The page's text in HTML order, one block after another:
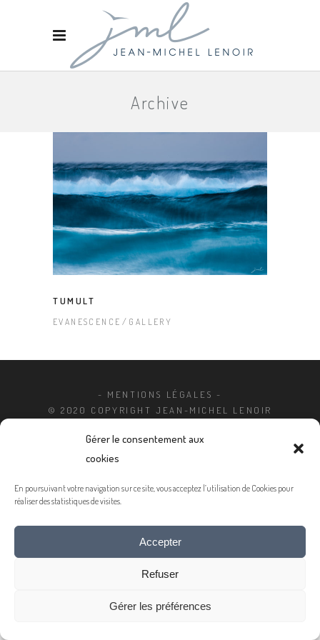
Gérer le consentement aux
cookies
En poursuivant votre navigation sur ce site, vous acceptez l’utilisation de Cookies pour
réaliser des statistiques de visites.
Accepter
Refuser
Gérer les préférences
Archive
TUMULT
EVANESCENCE GALLERY
- MENTIONS LÉGALES -
© 2020 COPYRIGHT JEAN-MICHEL LENOIR